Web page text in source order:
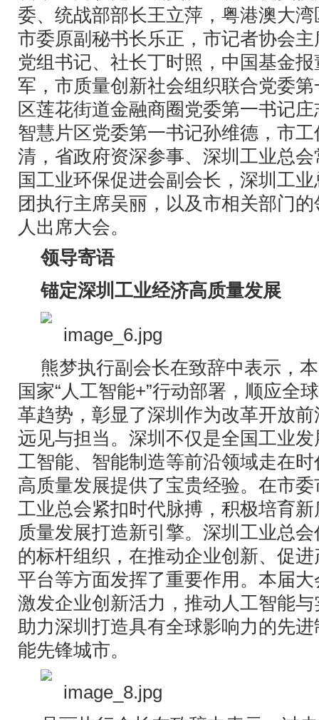
委、统战部部长王立萍，粤港澳大
市委原副秘书长乐正，市记者协会
党组书记、社长丁时照，中国基金
军，市质量创新社会组织联合党委
区莲花街道金融商圈党委第一书记
智慧片区党委第一书记孙维德，市
清，省政府资深参事、深圳工业总
国工业环保促进会副会长，深圳工
团执行主席吴丽，以及市相关部门
人出席大会。
领导寄语
锚定深圳工业经济高质量发展
熊梦执行副会长在致辞中表示，
国家“人工智能+”行动部署，顺应全
革趋势，彰显了深圳作为改革开放
远见与担当。深圳不仅是全国工业
工智能、智能制造等前沿领域走在
高质量发展提供了宝贵经验。在市
工业总会紧扣时代脉搏，积极培育
质量发展打造新引擎。深圳工业总
的标杆组织，在推动企业创新、促
平台等方面发挥了重要作用。本届
激发企业创新活力，推动人工智能
助力深圳打造具有全球影响力的先
能先锋城市。